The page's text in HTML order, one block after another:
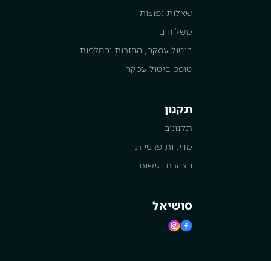
שאלות נפוצות
משלוחים
ביטול עסקה, החזרות והחלפות
טופס ביטול עסקה
תקנון
תקנונים
מדיניות פרטיות
הצהרת נגישות
סושיאל